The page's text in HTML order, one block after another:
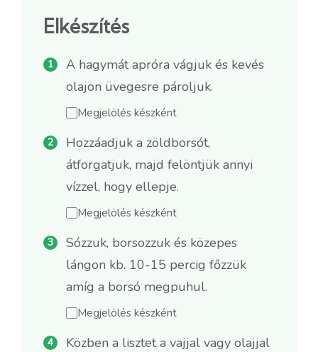
Elkészítés
A hagymát apróra vágjuk és kevés
olajon üvegesre pároljuk.
Megjelölés készként
Hozzáadjuk a zöldborsót,
átforgatjuk, majd felöntjük annyi
vízzel, hogy ellepje.
Megjelölés készként
Sózzuk, borsozzuk és közepes
lángon kb. 10-15 percig főzzük
amíg a borsó megpuhul.
Megjelölés készként
Közben a lisztet a vajjal vagy olajjal